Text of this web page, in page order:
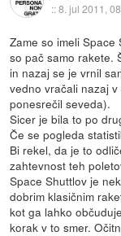
::8. jul 2011,
Zame so imeli
so pač samo rakete.
in nazaj se je vrnil
vedno vračali nazaj
ponesrečil seveda).
Sicer je bila to po
Če se pogleda
Bi rekel, da je to
zahtevnost teh
Space Shuttlov je
dobrim klasičnim
kot ga lahko
korak v to smer.